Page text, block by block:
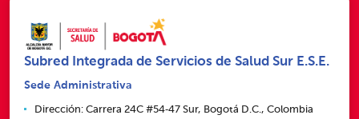
Subred Integrada de Servicios de Salud Sur E.S.E.
Sede Administrativa
Dirección: Carrera 24C #54‑47 Sur, Bogotá D.C., Colombia